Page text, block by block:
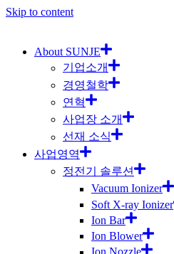
Skip to content
About SUNJE
기업소개
경영철학
연혁
사업장 소개
선재 소식
사업영역
정전기 솔루션
Vacuum Ionizer
Soft X-ray Ionizer
Ion Bar
Ion Blower